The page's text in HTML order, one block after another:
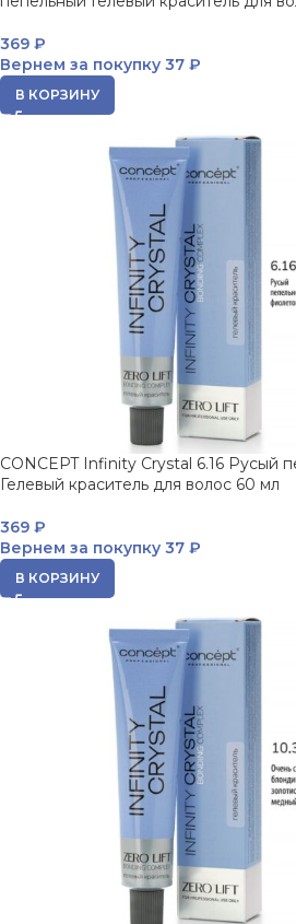
369 ₽
Вернем за покупку 37 ₽
В КОРЗИНУ
CONCEPT Infinity Crystal 6.16 Русый
Гелевый краситель для волос 60 мл
369 ₽
Вернем за покупку 37 ₽
В КОРЗИНУ